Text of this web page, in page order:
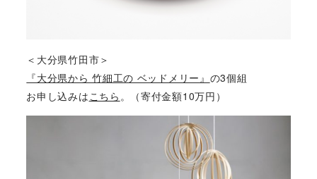
＜大分県竹田市＞
『大分県から 竹細工の ベッドメリー』 の3個組
お申し込みはこちら 。（寄付金額10万円）